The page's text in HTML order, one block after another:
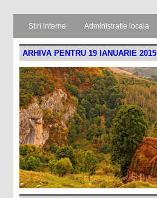
Stiri interne Administratie locala
ARHIVA PENTRU 19 IANUARIE 2015